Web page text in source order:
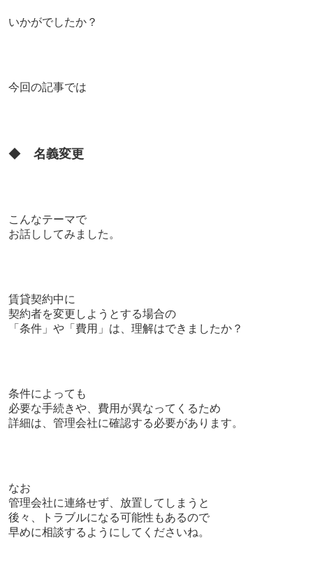
いかがでしたか？
今回の記事では
◆ 名義変更
こんなテーマで
お話ししてみました。
賃貸契約中に
契約者を変更しようとする場合の
「条件」や「費用」は、理解はできましたか？
条件によっても
必要な手続きや、費用が異なってくるため
詳細は、管理会社に確認する必要があります。
なお
管理会社に連絡せず、放置してしまうと
後々、トラブルになる可能性もあるので
早めに相談するようにしてくださいね。